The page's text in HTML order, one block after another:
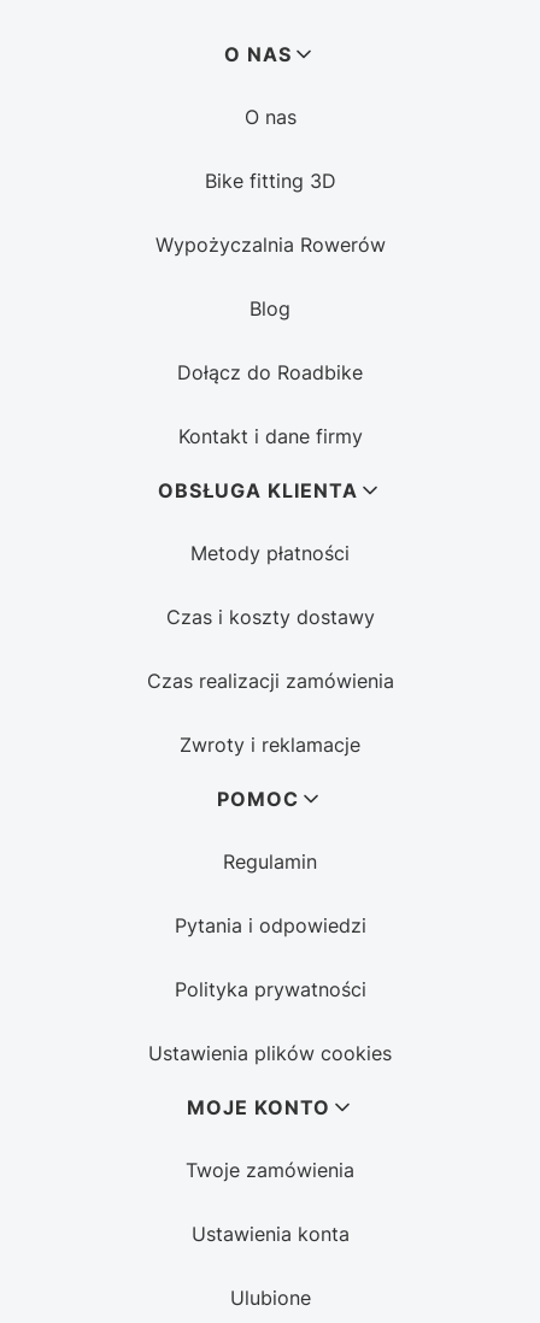
O NAS
O nas
Bike fitting 3D
Wypożyczalnia Rowerów
Blog
Dołącz do Roadbike
Kontakt i dane firmy
OBSŁUGA KLIENTA
Metody płatności
Czas i koszty dostawy
Czas realizacji zamówienia
Zwroty i reklamacje
POMOC
Regulamin
Pytania i odpowiedzi
Polityka prywatności
Ustawienia plików cookies
MOJE KONTO
Twoje zamówienia
Ustawienia konta
Ulubione